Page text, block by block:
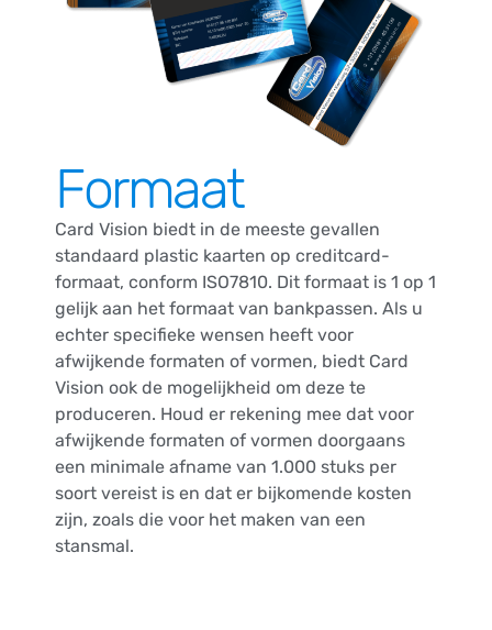
Formaat
Card Vision biedt in de meeste gevallen
standaard plastic kaarten op creditcard-
formaat, conform ISO7810. Dit formaat is 1 op 1
gelijk aan het formaat van bankpassen. Als u
echter specifieke wensen heeft voor
afwijkende formaten of vormen, biedt Card
Vision ook de mogelijkheid om deze te
produceren. Houd er rekening mee dat voor
afwijkende formaten of vormen doorgaans
een minimale afname van 1.000 stuks per
soort vereist is en dat er bijkomende kosten
zijn, zoals die voor het maken van een
stansmal.